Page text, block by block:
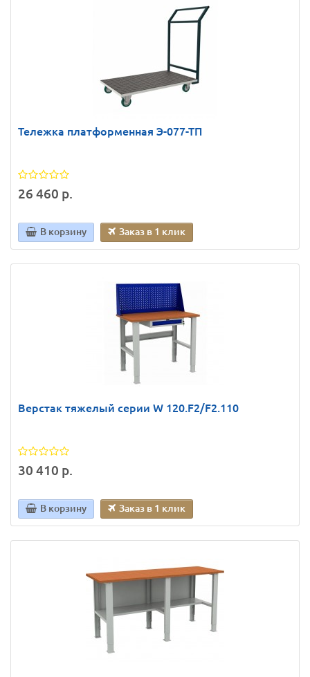
Тележка платформенная Э-077-ТП
26 460 р.
В корзину Заказ в 1 клик
Верстак тяжелый серии W 120.F2/F2.110
30 410 р.
В корзину Заказ в 1 клик